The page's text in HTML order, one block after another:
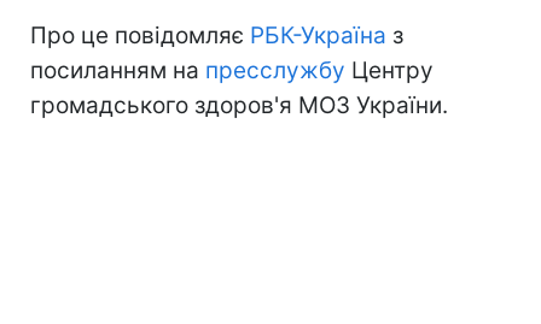
Про це повідомляє РБК-Україна з
посиланням на пресслужбу Центру
громадського здоров'я МОЗ України.